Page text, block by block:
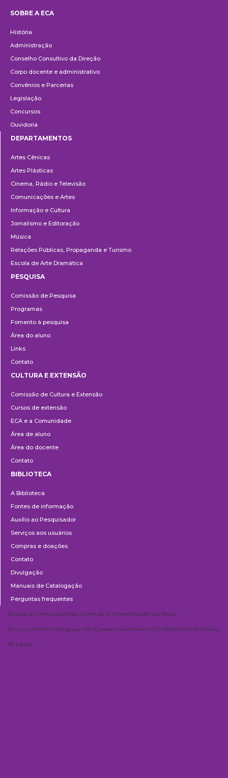
SOBRE A ECA
História
Administração
Conselho Consultivo da Direção
Corpo docente e administrativo
Convênios e Parcerias
Legislação
Concursos
Ouvidoria
DEPARTAMENTOS
Artes Cênicas
Artes Plásticas
Cinema, Rádio e Televisão
Comunicações e Artes
Informação e Cultura
Jornalismo e Editoração
Música
Relações Públicas, Propaganda e Turismo
Escola de Arte Dramática
PESQUISA
Comissão de Pesquisa
Programas
Fomento à pesquisa
Área do aluno
Links
Contato
e
Extensão
CULTURA E EXTENSÃO
Comissão de Cultura e Extensão
Cursos de extensão
ECA e a Comunidade
Área de aluno
Área do docente
Contato
BIBLIOTECA
A Biblioteca
Fontes de informação
Auxílio ao Pesquisador
Serviços aos usuários
Compras e doações
Contato
Divulgação
Manuais de Catalogação
Perguntas frequentes
Escuela de Comunicaciones y Artes de la Universidad de São Paulo
AV. Lúcio Martins Rodrigues, 443 | Ciudad Universitaria | CEP 05508-020 | São Paulo,
SP | Brasil